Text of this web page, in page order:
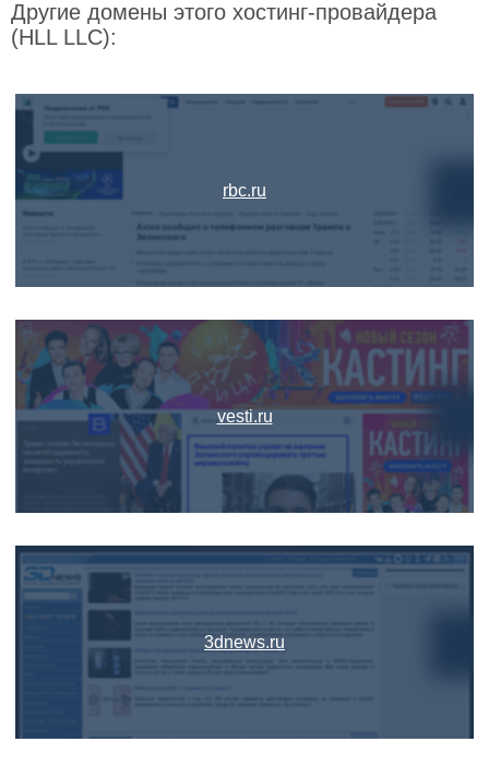
Другие домены этого хостинг-провайдера
(HLL LLC):
rbc.ru
vesti.ru
3dnews.ru